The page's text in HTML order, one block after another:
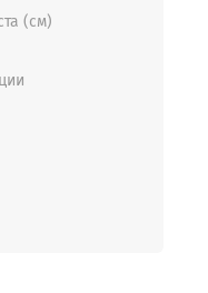
дивана.
(см)